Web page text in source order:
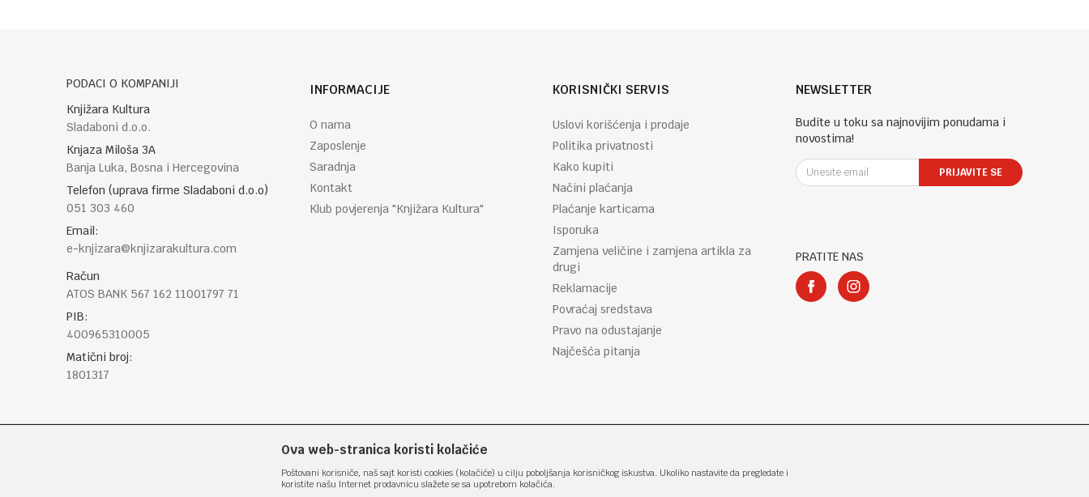
PODACI O KOMPANIJI
Knjižara Kultura
Sladaboni d.o.o.
Knjaza Miloša 3A
Banja Luka, Bosna i Hercegovina
Telefon (uprava firme Sladaboni d.o.o)
051 303 460
Email:
e-knjizara@knjizarakultura.com
Račun
ATOS BANK 567 162 11001797 71
PIB:
400965310005
Matični broj:
1801317
INFORMACIJE
O nama
Zaposlenje
Saradnja
Kontakt
Klub povjerenja "Knjižara Kultura"
KORISNIČKI SERVIS
Uslovi korišćenja i prodaje
Politika privatnosti
Kako kupiti
Načini plaćanja
Plaćanje karticama
Isporuka
Zamjena veličine i zamjena artikla za
drugi
Reklamacije
Povraćaj sredstava
Pravo na odustajanje
Najčešća pitanja
NEWSLETTER
Budite u toku sa najnovijim ponudama i
novostima!
PRIJAVITE SE
PRATITE NAS
Ova web-stranica koristi kolačiće
Poštovani korisniče, naš sajt koristi cookies (kolačiće) u cilju poboljšanja korisničkog iskustva. Ukoliko nastavite da pregledate i
koristite našu Internet prodavnicu slažete se sa upotrebom kolačića.